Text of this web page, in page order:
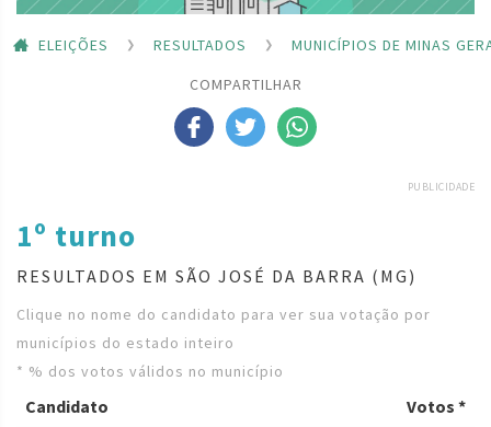
ELEIÇÕES RESULTADOS
MUNICÍPIOS DE MINAS
COMPARTILHAR
PUBLICIDADE
1º turno
RESULTADOS EM SÃO JOSÉ DA BARRA (MG)
Clique no nome do candidato para ver sua votação por
municípios do estado inteiro
* % dos votos válidos no município
Candidato Votos *